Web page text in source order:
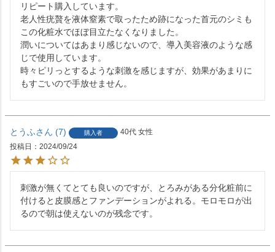
リピート購入しています。
老人性疣贅を液体窒素で取ったため跡になった首元のシミも
この化粧水でほぼ目立たなくなりました。
潤いについてはあまり感じないので、導入美容液のような感
じで使用しています。
時々ピリっとするような刺激を感じますが、効果があまりに
もすごいので手放せません。
とうふ 7 購入者 40代 女性
投稿日
2024/09/24
刺激が無くてとても良いのですが、とろみがある分化粧前に
付けると皮膜感とファンデーションがよれる。モロモロが出
るので朝は使えないのが残念です。